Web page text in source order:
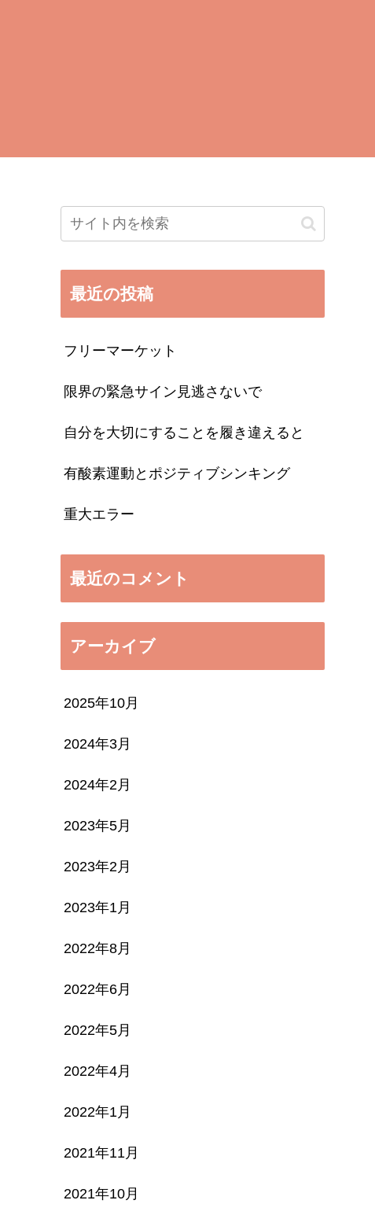
最近の投稿
フリーマーケット
限界の緊急サイン見逃さないで
自分を大切にすることを履き違えると
有酸素運動とポジティブシンキング
重大エラー
最近のコメント
アーカイブ
2025年10月
2024年3月
2024年2月
2023年5月
2023年2月
2023年1月
2022年8月
2022年6月
2022年5月
2022年4月
2022年1月
2021年11月
2021年10月